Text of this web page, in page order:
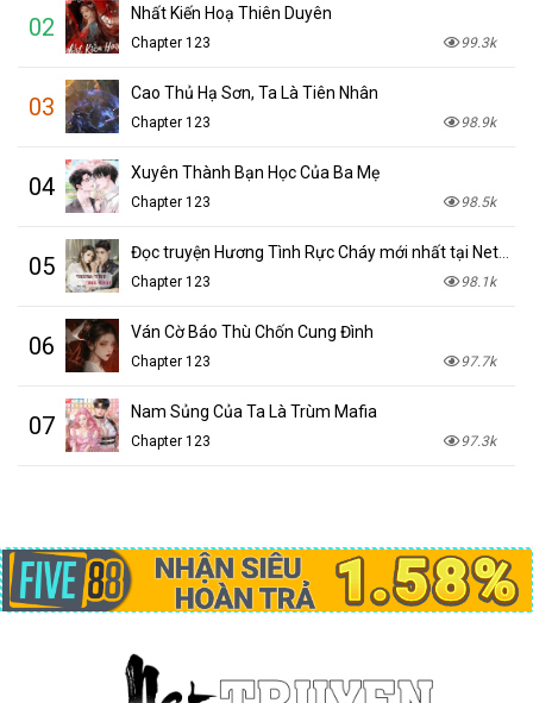
02 Nhất Kiến Hoạ Thiên Duyên
Chapter 123 99.3k
03 Cao Thủ Hạ Sơn, Ta Là Tiên Nhân
Chapter 123 98.9k
04 Xuyên Thành Bạn Học Của Ba Mẹ
Chapter 123 98.5k
05
Chapter 123 98.1k
06 Ván Cờ Báo Thù Chốn Cung Đình
Chapter 123 97.7k
07 Nam Sủng Của Ta Là Trùm Mafia
Chapter 123 97.3k